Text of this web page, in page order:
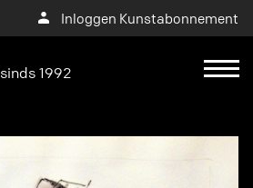
Inloggen Kunstabonnement
sinds 1992